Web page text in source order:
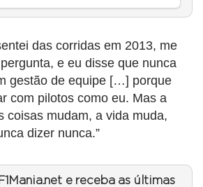
das corridas em 2013, me
e eu disse que nunca
gestão de equipe […] porque
com pilotos como eu. Mas a
coisas mudam, a vida muda,
dizer nunca.”
e receba as últimas